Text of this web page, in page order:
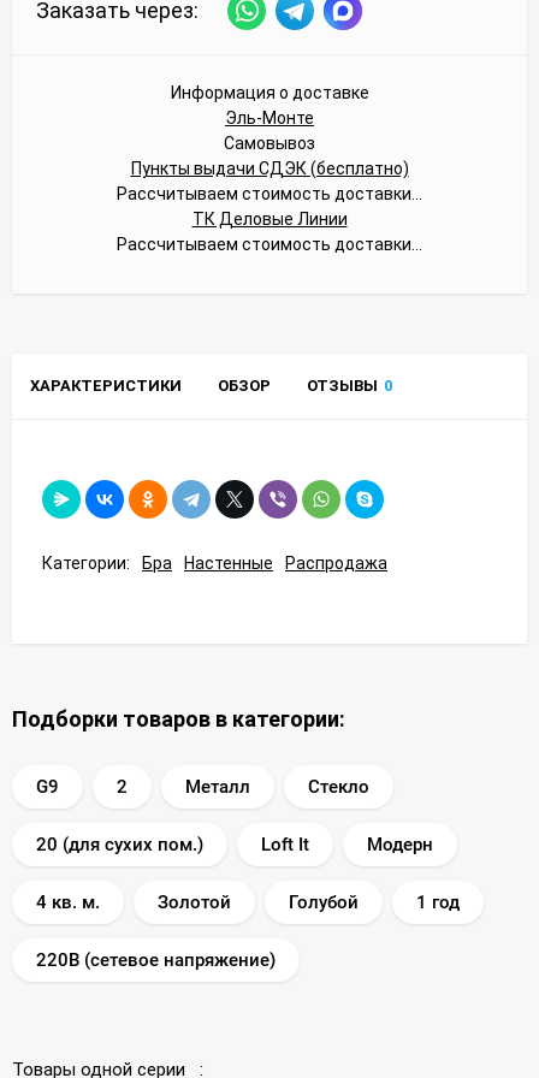
Заказать через:
Информация о доставке
Эль-Монте
Самовывоз
Пункты выдачи СДЭК (бесплатно)
Рассчитываем стоимость доставки...
ТК Деловые Линии
Рассчитываем стоимость доставки...
ХАРАКТЕРИСТИКИ ОБЗОР ОТЗЫВЫ 0
Категории: Бра Настенные Распродажа
Подборки товаров в категории:
G9 2 Металл Стекло
20 (для сухих пом.) Loft It Модерн
4 кв. м. Золотой Голубой 1 год
220В (сетевое напряжение)
Товары одной серии :